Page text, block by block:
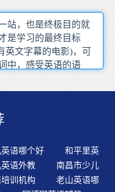
站，也是终极目的就
是学习的最终目标
英文字幕的电影)，可
中，感受英语的语
点，也符合幼儿的好
能贯彻学习的始终，
英语培训机构中知识
环境中浸泡、体验并
维的习惯和能力，对
们不要养成价格高质
语哪个好
和平里英
语外教
南昌市少儿
培训机构
老山英语哪